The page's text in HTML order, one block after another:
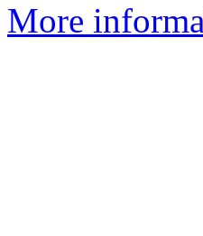
More